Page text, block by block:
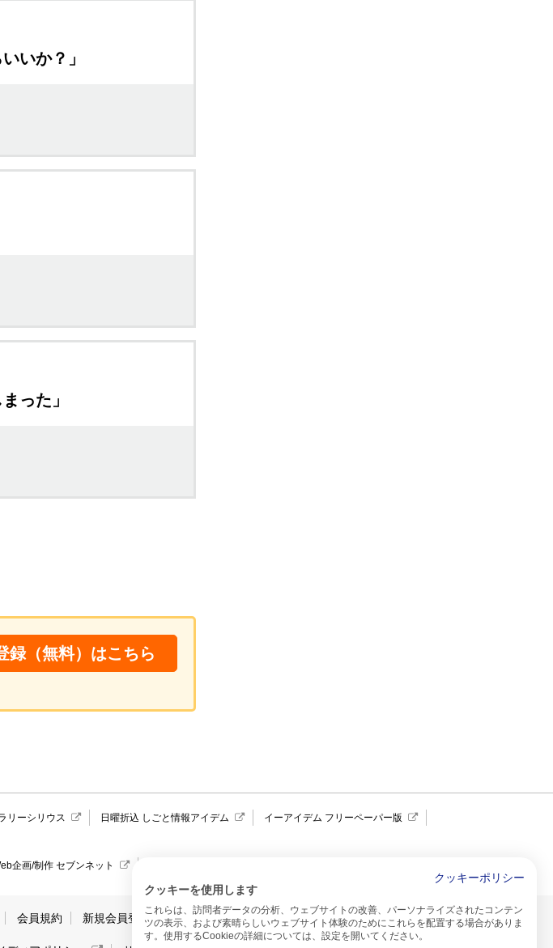
いか？」
った」
録（無料）はこちら
リーシリウス 日曜折込 しごと情報アイデム
イーアイデム フリーペーパー版
企画/制作 セブンネット
会員規約 新規会員登録 サイトのご利用について
クッキーポリシー
クッキーを使用します
これらは、訪問者データの分析、ウェブサイトの改善、パーソナライズされたコンテン
ツの表示、および素晴らしいウェブサイト体験のためにこれらを配置する場合がありま
す。使用するCookieの詳細については、設定を開いてください。